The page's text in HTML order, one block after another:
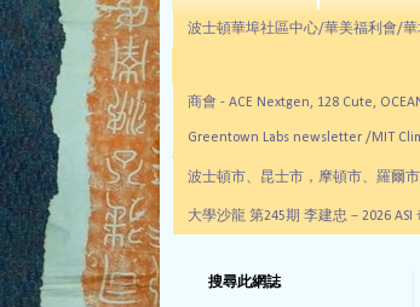
波士頓華埠社區中心/華美福利會/
商會 - ACE Nextgen, 128 Cute,
Greentown Labs newsletter /MIT
波士頓市、昆士市，摩頓市、羅爾市
大學沙龍 第245期 李建忠－2026 ASI
搜尋此網誌